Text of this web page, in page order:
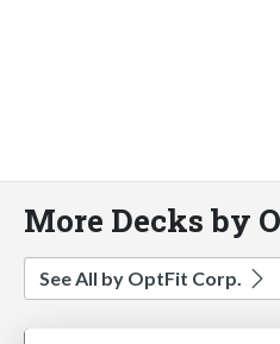
More Decks by
See All by OptFit Corp.